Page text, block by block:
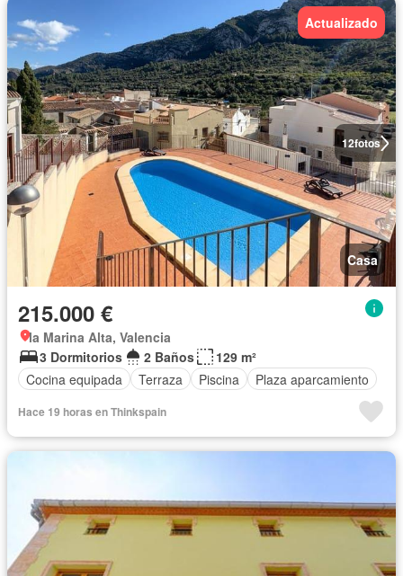
12fotos
Actualizado
Casa
215.000 €
la Marina Alta, Valencia
3 Dormitorios
2 Baños
129 m²
Cocina equipada
Terraza Piscina Plaza aparcamiento
Hace 19 horas en Thinkspain